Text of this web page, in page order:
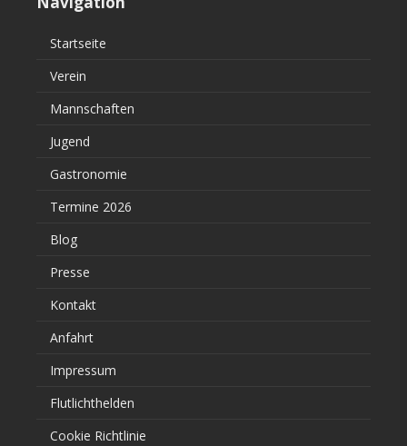
Startseite
Verein
Mannschaften
Jugend
Gastronomie
Termine 2026
Blog
Presse
Kontakt
Anfahrt
Impressum
Flutlichthelden
Cookie Richtlinie